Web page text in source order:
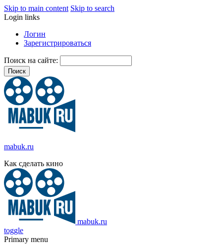
Skip to main content Skip to search
Login links
Логин
Зарегистрироваться
Поиск на сайте:
mabuk.ru
Как сделать кино
mabuk.ru
toggle
Primary menu